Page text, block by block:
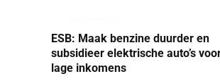
ESB: Maak benzine duurder en
subsidieer elektrische auto’s
lage inkomens